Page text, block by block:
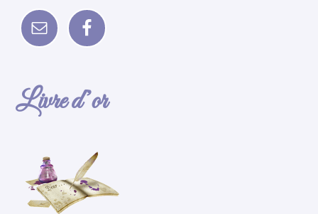
Livre d’or